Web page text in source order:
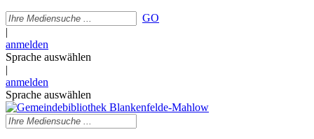
GO
|
anmelden
Sprache auswählen
|
anmelden
Sprache auswählen